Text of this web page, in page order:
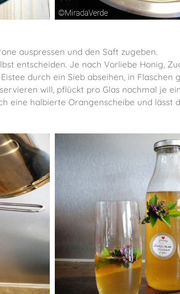
auspressen und den Saft zugeben.
entscheiden. Je nach Vorliebe Honig,
durch ein Sieb abseihen, in Flaschen
will, pflückt pro Glas nochmal je
eine halbierte Orangenscheibe und lässt